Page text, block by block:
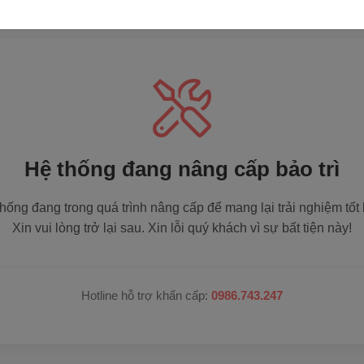
Hệ thống đang nâng cấp bảo trì
đang trong quá trình nâng cấp để mang lại trải nghiệm tốt
Xin vui lòng trở lại sau. Xin lỗi quý khách vì sự bất tiện này!
Hotline hỗ trợ khẩn cấp: 0986.743.247